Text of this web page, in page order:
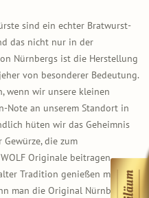
sind ein echter Bratwurst-
das nicht nur in der
Nürnbergs ist die Herstellung
von besonderer Bedeutung.
wenn wir unsere kleinen
Note an unserem Standort in
hüten wir das Geheimnis
die zum
Originale beitragen.
Tradition genießen möchte,
man die Original Nürnberger